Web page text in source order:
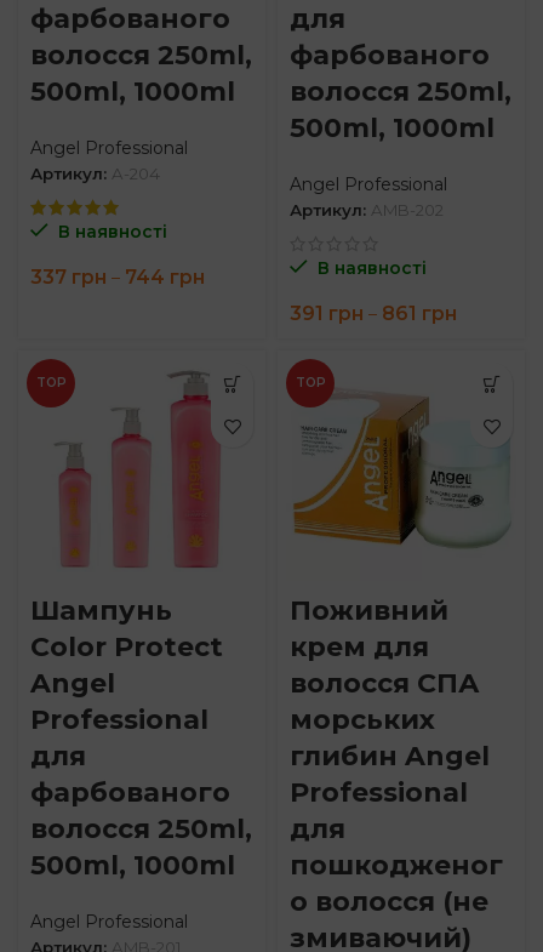
фарбованого
волосся 250ml,
500ml, 1000ml
Angel Professional
Артикул: A-204
В наявності
337 грн – 744 грн
для
фарбованого
волосся 250ml,
500ml, 1000ml
Angel Professional
Артикул: AMB-202
В наявності
391 грн – 861 грн
through
861 грн
TOP
Шампунь
Color Protect
Angel
Professional
для
фарбованого
волосся 250ml,
500ml, 1000ml
Angel Professional
Артикул: AMB-201
TOP
Поживний
крем для
волосся СПА
морських
глибин Angel
Professional
для
пошкодженог
о волосся (не
змиваючий)